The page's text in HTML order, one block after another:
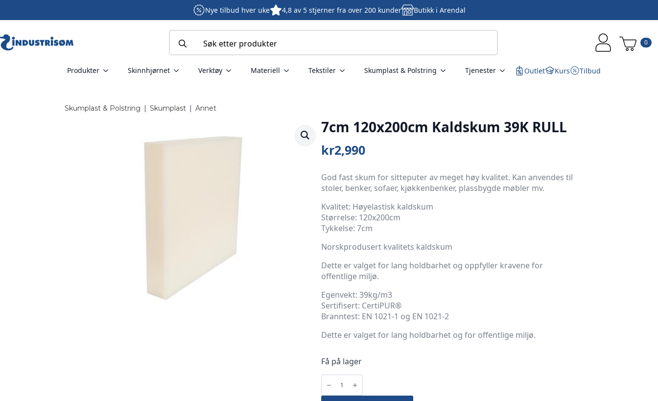
Nye tilbud hver uke 4,8 av 5 stjerner fra over 200 kunder Butikk i Arendal
for:
0
Produkter Skinnhjørnet Verktøy Materiell Tekstiler Skumplast & Polstring Tjenester Outlet Kurs Tilbud
Skumplast & Polstring | Skumplast | Annet
7cm 120x200cm Kaldskum 39K RULL
kr2,990
God fast skum for sitteputer av meget høy kvalitet. Kan anvendes til
stoler, benker, sofaer, kjøkkenbenker, plassbygde møbler mv.
Kvalitet: Høyelastisk kaldskum
Størrelse: 120x200cm
Tykkelse: 7cm
Norskprodusert kvalitets kaldskum
Dette er valget for lang holdbarhet og oppfyller kravene for
offentlige miljø.
Egenvekt: 39kg/m3
Sertifisert: CertiPUR®
Branntest: EN 1021-1 og EN 1021-2
Dette er valget for lang holdbarhet og for offentlige miljø.
Få på lager
7cm
120x200cm
Kaldskum
39K